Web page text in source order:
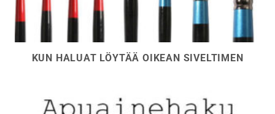
KUN HALUAT LÖYTÄÄ OIKEAN SIVELTIMEN